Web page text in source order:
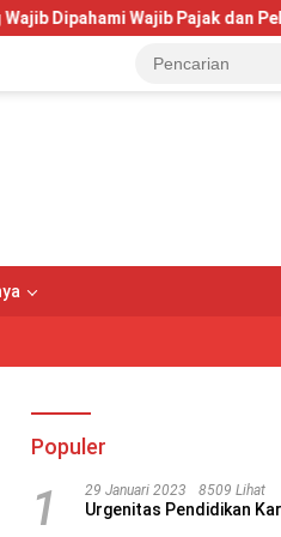
Pelaku UMKM Telkom
Populer
1 29 Januari 2023 8509 Lihat
Urgenitas Pendidikan